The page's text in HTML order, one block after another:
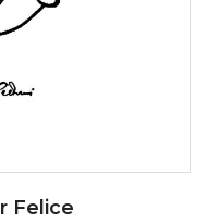
Felice